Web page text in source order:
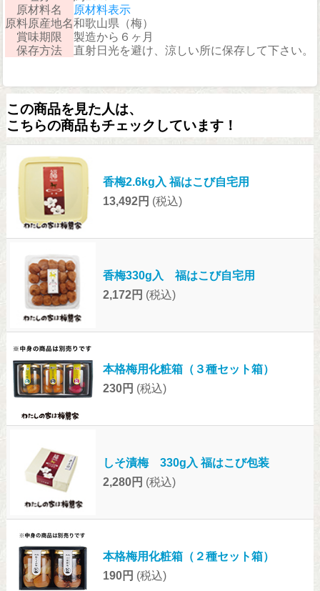
原材料名
原材料表示
原料原産地名和歌山県（梅）
賞味期限
製造から６ヶ月
保存方法
直射日光を避け、涼しい所に保存して下さい。
この商品を見た人は、
こちらの商品もチェックしています！
香梅2.6kg入 福はこび自宅用
13,492円 (税込)
香梅330g入 福はこび自宅用
2,172円 (税込)
本格梅用化粧箱（３種セット箱）
230円 (税込)
しそ漬梅 330g入 福はこび包装
2,280円 (税込)
本格梅用化粧箱（２種セット箱）
190円 (税込)